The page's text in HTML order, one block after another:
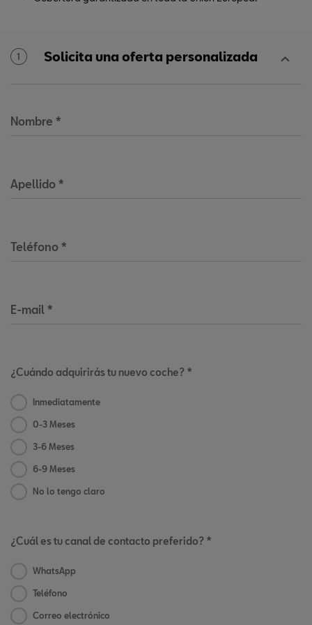
1 Solicita una oferta personalizada
Nombre *
Apellido *
Teléfono *
E-mail *
¿Cuándo adquirirás tu nuevo coche? *
Inmediatamente
0-3 Meses
3-6 Meses
6-9 Meses
No lo tengo claro
¿Cuál es tu canal de contacto preferido? *
WhatsApp
Teléfono
Correo electrónico